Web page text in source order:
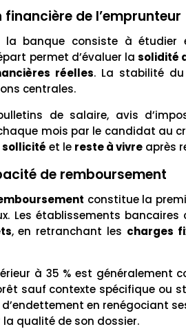
de l’emprunteur
la banque consiste à étudier
permet d’évaluer la solidité
réelles. La stabilité
centrales.
de salaire, avis
mois par le candidat au
et le reste à vivre après
de remboursement
constitue la
Les établissements
, en retranchant les charges
à 35 % est généralement
sauf contexte spécifique ou
en renégociant
qualité de son dossier.